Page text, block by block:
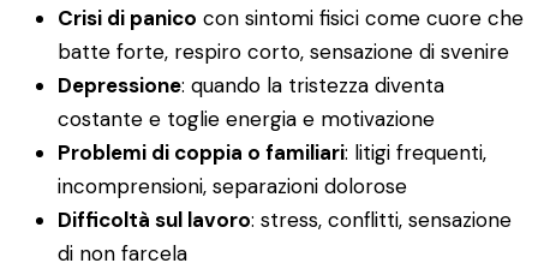
Crisi di panico con sintomi fisici come cuore che
batte forte, respiro corto, sensazione di svenire
Depressione: quando la tristezza diventa
costante e toglie energia e motivazione
Problemi di coppia o familiari: litigi frequenti,
incomprensioni, separazioni dolorose
Difficoltà sul lavoro: stress, conflitti, sensazione
di non farcela